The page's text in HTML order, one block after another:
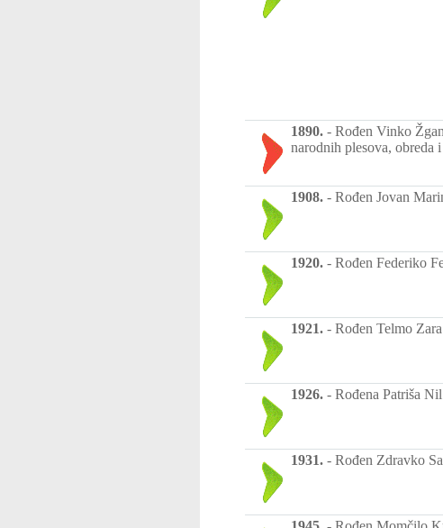
1890. - Rođen Vinko
narodnih plesova, obreda
1908. - Rođen Jovan
1920. - Rođen Federiko
1921. - Rođen Telmo
1926. - Rođena Patriša
1931. - Rođen Zdravko